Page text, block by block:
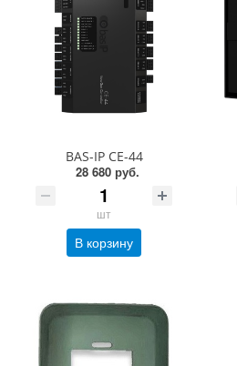
BAS-IP CE-44
28 680 руб.
шт
В корзину